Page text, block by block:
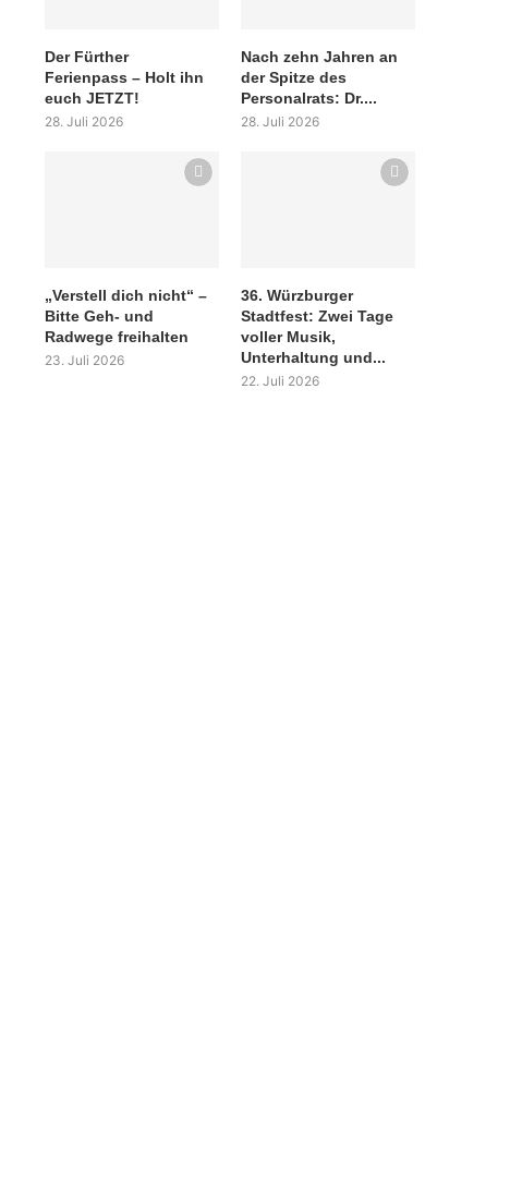
Der Fürther
Ferienpass – Holt ihn
euch JETZT!
28. Juli 2026
Nach zehn Jahren an
der Spitze des
Personalrats: Dr....
28. Juli 2026
„Verstell dich nicht“ –
Bitte Geh- und
Radwege freihalten
23. Juli 2026
36. Würzburger
Stadtfest: Zwei Tage
voller Musik,
Unterhaltung und...
22. Juli 2026